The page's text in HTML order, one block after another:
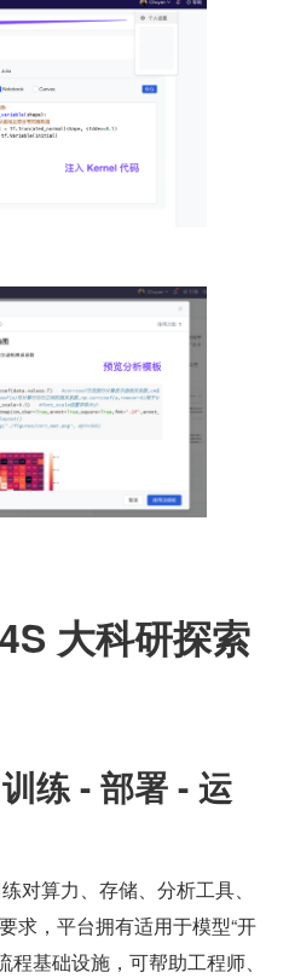
大科研探索
练 - 部署 - 运
对算力、存储、分析工具、
求，平台拥有适用于模型“开
程基础设施，可帮助工程师、